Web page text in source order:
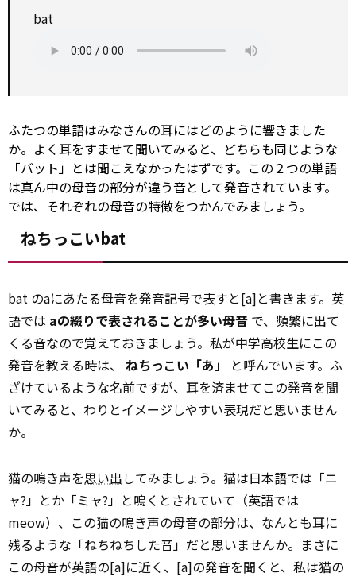
bat
ふたつの単語はみなさんの耳にはどのように響きました
か。よく耳をすませて聞いてみると、どちらも同じような
「バット」とは聞こえなかったはずです。この２つの単語
は真ん中の母音の部分が違う音として発音されています。
では、それぞれの母音の特徴をつかんでみましょう。
ねちっこいbat
bat のaにあたる母音を発音記号で表すと[a]と書きます。英
語では aの綴りで表されることが多い母音 で、頻繁に出て
くる音なので覚えておきましょう。私が中学高校生にこの
発音を教える時は、 ねちっこい「あ」
と呼んでいます。ふ
ざけているような名前ですが、耳を済ませてこの発音を聞
いてみると、わりとイメージしやすい表現だと思いません
か。
猫の鳴き声を思い出してみましょう。猫は日本語では「ニ
ャ?」とか「ミャ?」と鳴くとされていて（英語では
meow）、この猫の鳴き声の母音の部分は、なんとも耳に
残るような「ねちねちした音」だと思いませんか。まさに
この母音が英語の[a]に近く、[a]の発音を聞くと、私は猫の